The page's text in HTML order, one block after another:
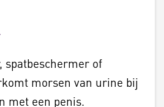
spatbeschermer of
morsen van urine bij
met een penis.